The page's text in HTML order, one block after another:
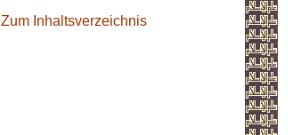
Zum Inhaltsverzeichnis